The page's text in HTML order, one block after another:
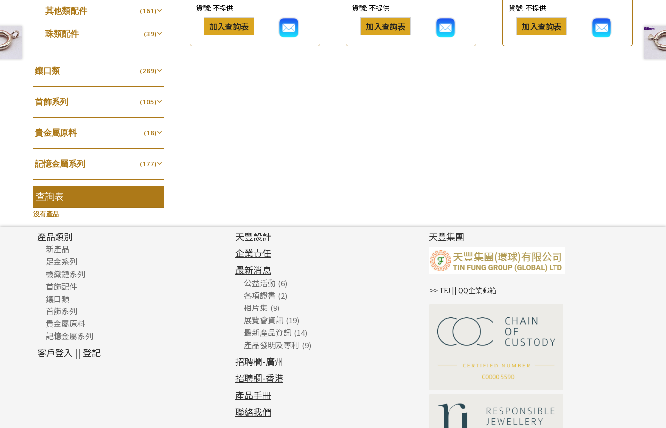
貨號:不提供
加入查詢表
貨號: 不提供
加入查詢表
貨號:不提供
加入查詢表
坦克鏈系列 (9)
刀片鏈系列
方假繩鏈系列 (1)
心心鏈系列 (6)
其他類配件 (161)
珠盤系列
焊片及鐳射綫 (2)
空心車花管 (19)
其他
珠類配件 (39)
空心光身珠
空心批花珠
鑲口類 (289)
四爪頭系列 (20)
六爪頭系列 (41)
車花片 (35)
動感車花片 (20)
鑲口戒指 (16)
鑲口手鏈系列 (146)
首飾系列 (105)
手镯系列 (8)
戒指系列 (8)
空心耳環 (27)
空心车花管首饰链 (15)
空心手鐲系列 (8)
牛仔鏈
貴金屬原料 (18)
千足金 (18)
記憶金屬系列 (177)
記憶戒指 (30)
拉簧珠珠手鏈
記憶鈦手鐲
查詢表
沒有產品
*你的名字
公司名稱
產品類別
新產品
足金系列
足金配件
機織鏈系列
珠仔鏈
镶口链
管狀網鏈
十字車花鏈系列
十字閃O鏈系列
十字錘打鏈系列
側身車花鏈系列
首飾配件
耳環類配件
卷迫系列
螺絲迫系列
梅花迫系列
平臺迫系列
綫拍系列
鏈類配件
動感車花吊墜
調節珠系列
生圈扣系列
龍蝦扣系列
其他類配件
珠盤系列
袖口鈕系列
焊片及鐳射綫
珠類配件
無孔光身珠
空心光身珠
鑲口類
四爪頭系列
六爪頭系列
車花片
動感車花片
鑲口戒指
首飾系列
手镯系列
戒指系列
空心耳環
空心车花管首饰链
貴金屬原料
千足金
記憶金屬系列
記憶戒指
拉簧珠珠手鏈
客戶登入 || 登記
天豐設計
企業責任
最新消息
公益活動 (6)
各項證書 (2)
相片集 (9)
展覽會資訊 (19)
最新產品資訊 (14)
產品發明及專利 (9)
招聘欄-廣州
招聘欄-香港
產品手冊
聯絡我們
天豐集團
>> TFJ || QQ企業郵箱